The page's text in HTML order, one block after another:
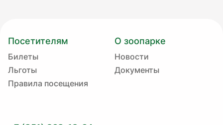
Посетителям
Билеты
Льготы
Правила посещения
О зоопарке
Новости
Документы